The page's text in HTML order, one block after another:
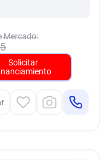
Mercado:
Solicitar